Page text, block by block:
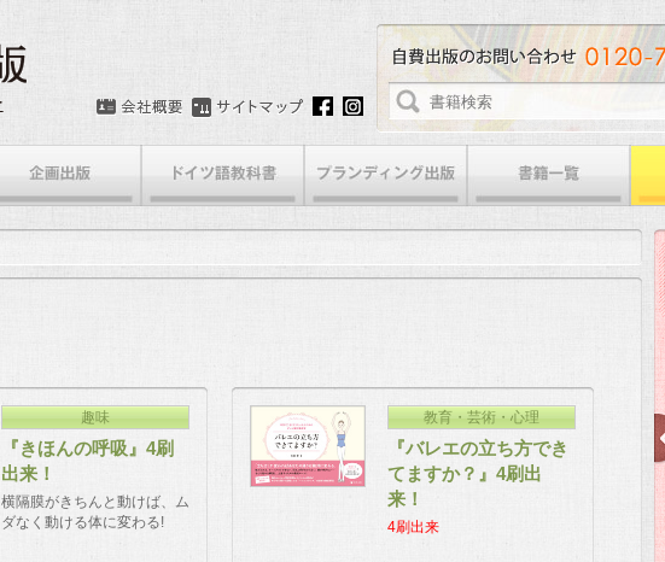
趣味
『きほんの呼吸』4刷
出来！
横隔膜がきちんと動けば、ム
ダなく動ける体に変わる!
教育・芸術・心理
『バレエの立ち方でき
てますか？』4刷出
来！
4刷出来